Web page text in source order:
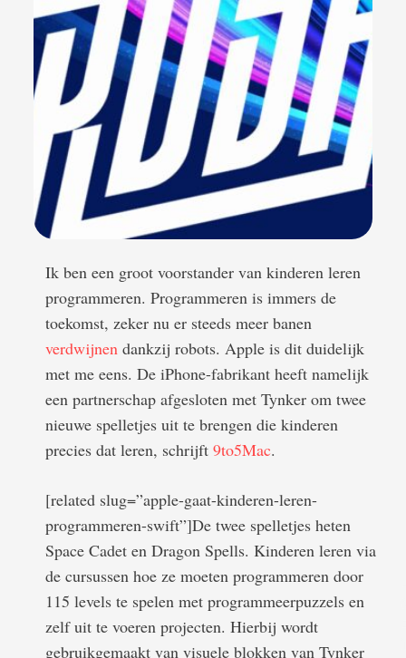
Ik ben een groot voorstander van kinderen leren
programmeren. Programmeren is immers de
toekomst, zeker nu er steeds meer banen
verdwijnen dankzij robots. Apple is dit duidelijk
met me eens. De iPhone-fabrikant heeft namelijk
een partnerschap afgesloten met Tynker om twee
nieuwe spelletjes uit te brengen die kinderen
precies dat leren, schrijft 9to5Mac.
[related slug=”apple-gaat-kinderen-leren-
programmeren-swift”]De twee spelletjes heten
Space Cadet en Dragon Spells. Kinderen leren via
de cursussen hoe ze moeten programmeren door
115 levels te spelen met programmeerpuzzels en
zelf uit te voeren projecten. Hierbij wordt
gebruikgemaakt van visuele blokken van Tynker